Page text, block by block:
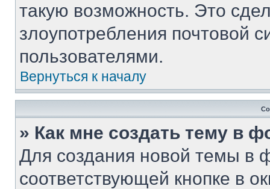
такую возможность. Это
злоупотребления почтовой
пользователями.
Вернуться к началу
» Как мне создать тему в
Для создания новой темы в
соответствующей кнопке в